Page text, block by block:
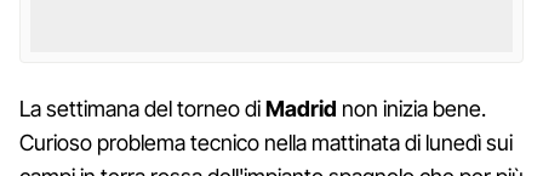
La settimana del torneo diMadrid non inizia bene.
Curioso problema tecnico nella mattinata di lunedì sui